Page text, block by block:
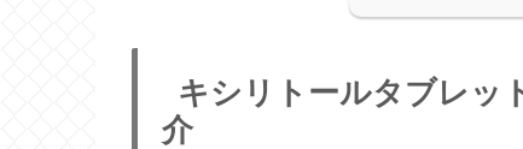
キシリトールタブレッ
介